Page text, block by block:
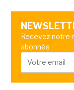
Recevez
abonnés